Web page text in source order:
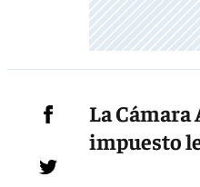
La
impuesto